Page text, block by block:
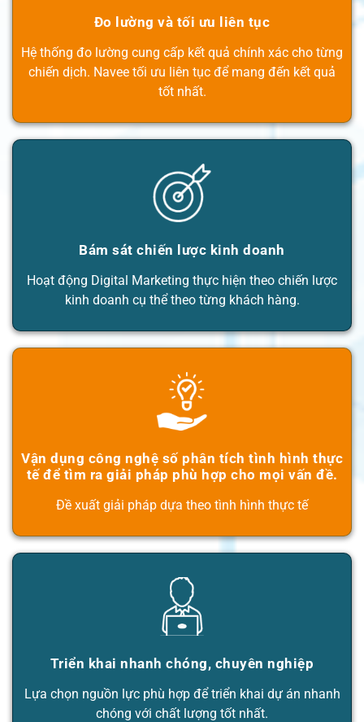
Đo lường và tối ưu liên tục
Hệ thống đo lường cung cấp kết quả chính xác cho từng
chiến dịch. Navee tối ưu liên tục để mang đến kết quả
tốt nhất.
Bám sát chiến lược kinh doanh
Hoạt động Digital Marketing thực hiện theo chiến lược
kinh doanh cụ thể theo từng khách hàng.
Vận dụng công nghệ số phân tích tình hình thực
tế để tìm ra giải pháp phù hợp cho mọi vấn đề.
Đề xuất giải pháp dựa theo tình hình thực tế
Triển khai nhanh chóng, chuyên nghiệp
Lựa chọn nguồn lực phù hợp để triển khai dự án nhanh
chóng với chất lượng tốt nhất.